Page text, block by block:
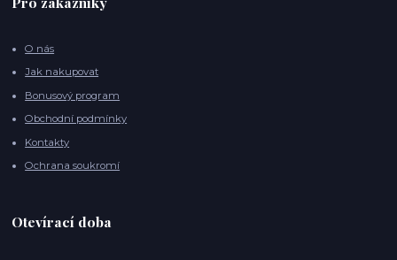
O nás
Jak nakupovat
Bonusový program
Obchodní podmínky
Kontakty
Ochrana soukromí
Otevírací doba